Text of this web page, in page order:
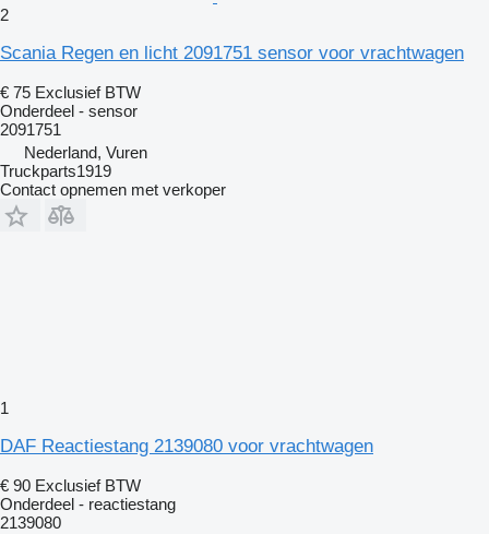
2
Scania Regen en licht 2091751 sensor voor vrachtwagen
€ 75 Exclusief BTW
Onderdeel - sensor
2091751
Nederland, Vuren
Truckparts1919
Contact opnemen met verkoper
1
DAF Reactiestang 2139080 voor vrachtwagen
€ 90 Exclusief BTW
Onderdeel - reactiestang
2139080